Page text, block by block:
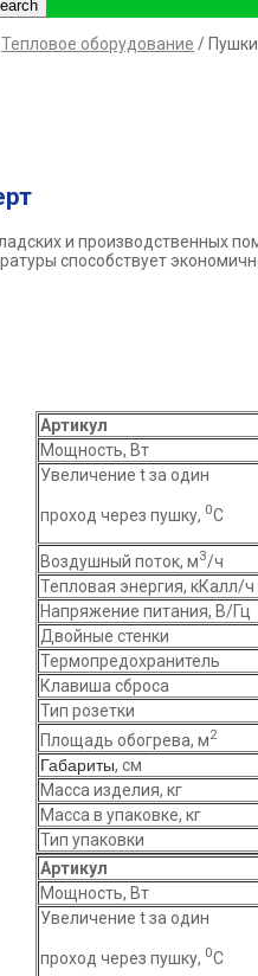
Тепловое оборудование / Пушки
и производственных
способствует
Артикул
Мощность, Вт
Увеличение t за один
проход через пушку, 0С
Воздушный поток, м3/ч
Тепловая энергия, кКалл/ч
Напряжение питания, В/Гц
Двойные стенки
Термопредохранитель
Клавиша сброса
Тип розетки
Площадь обогрева, м2
Габариты, см
Масса изделия, кг
Масса в упаковке, кг
Тип упаковки
Артикул
Мощность, Вт
Увеличение t за один
проход через пушку, 0С